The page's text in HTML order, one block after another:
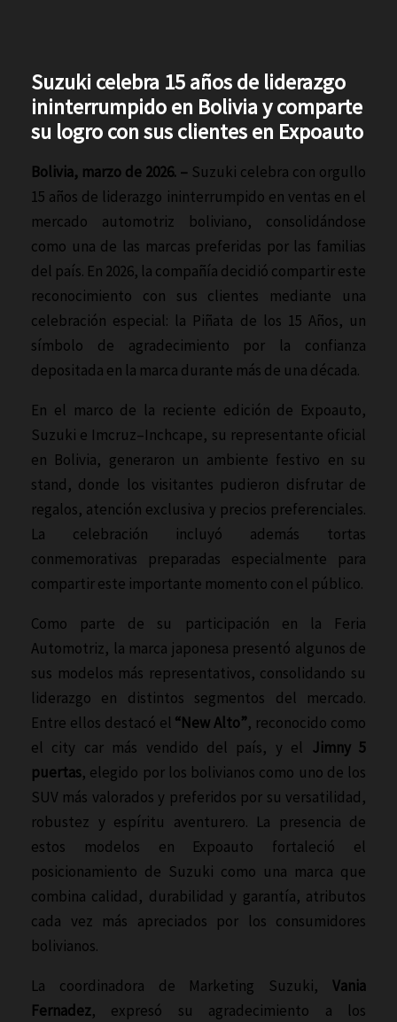
Suzuki celebra 15 años de liderazgo
ininterrumpido en Bolivia y comparte
su logro con sus clientes en Expoauto
Bolivia, marzo de 2026. – Suzuki celebra con orgullo
15 años de liderazgo ininterrumpido en ventas en el
mercado automotriz boliviano, consolidándose
como una de las marcas preferidas por las familias
del país. En 2026, la compañía decidió compartir este
reconocimiento con sus clientes mediante una
celebración especial: la Piñata de los 15 Años, un
símbolo de agradecimiento por la confianza
depositada en la marca durante más de una década.
En el marco de la reciente edición de Expoauto,
Suzuki e Imcruz–Inchcape, su representante oficial
en Bolivia, generaron un ambiente festivo en su
stand, donde los visitantes pudieron disfrutar de
regalos, atención exclusiva y precios preferenciales.
La celebración incluyó además tortas
conmemorativas preparadas especialmente para
compartir este importante momento con el público.
Como parte de su participación en la Feria
Automotriz, la marca japonesa presentó algunos de
sus modelos más representativos, consolidando su
liderazgo en distintos segmentos del mercado.
Entre ellos destacó el “New Alto”, reconocido como
el city car más vendido del país, y el Jimny 5
puertas, elegido por los bolivianos como uno de los
SUV más valorados y preferidos por su versatilidad,
robustez y espíritu aventurero. La presencia de
estos modelos en Expoauto fortaleció el
posicionamiento de Suzuki como una marca que
combina calidad, durabilidad y garantía, atributos
cada vez más apreciados por los consumidores
bolivianos.
La coordinadora de Marketing Suzuki, Vania
Fernadez, expresó su agradecimiento a los